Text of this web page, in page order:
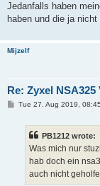
Jedanfalls haben
haben und die ja
Mijzelf
Re: Zyxel NSA325
PTue 27. Aug 2019, 08:45
PB1212 wrote:
Was mich nur
hab doch ein
auch nicht